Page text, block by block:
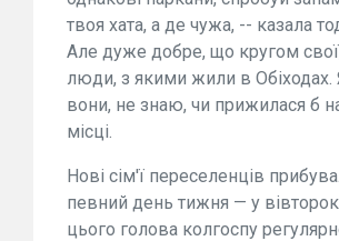
твоя хата, а де чужа, -- казала
Але дуже добре, що кругом
люди, з якими жили в Обіходах.
вони, не знаю, чи прижилася б
місці.
Нові сім'ї переселенців
певний день тижня — у
цього голова колгоспу